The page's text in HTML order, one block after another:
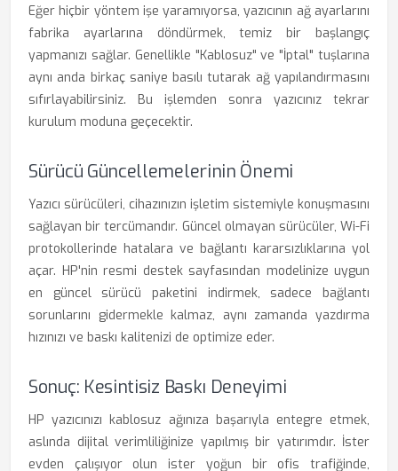
Eğer hiçbir yöntem işe yaramıyorsa, yazıcının ağ ayarlarını
fabrika ayarlarına döndürmek, temiz bir başlangıç
yapmanızı sağlar. Genellikle "Kablosuz" ve "İptal" tuşlarına
aynı anda birkaç saniye basılı tutarak ağ yapılandırmasını
sıfırlayabilirsiniz. Bu işlemden sonra yazıcınız tekrar
kurulum moduna geçecektir.
Sürücü Güncellemelerinin Önemi
Yazıcı sürücüleri, cihazınızın işletim sistemiyle konuşmasını
sağlayan bir tercümandır. Güncel olmayan sürücüler, Wi-Fi
protokollerinde hatalara ve bağlantı kararsızlıklarına yol
açar. HP'nin resmi destek sayfasından modelinize uygun
en güncel sürücü paketini indirmek, sadece bağlantı
sorunlarını gidermekle kalmaz, aynı zamanda yazdırma
hızınızı ve baskı kalitenizi de optimize eder.
Sonuç: Kesintisiz Baskı Deneyimi
HP yazıcınızı kablosuz ağınıza başarıyla entegre etmek,
aslında dijital verimliliğinize yapılmış bir yatırımdır. İster
evden çalışıyor olun ister yoğun bir ofis trafiğinde,